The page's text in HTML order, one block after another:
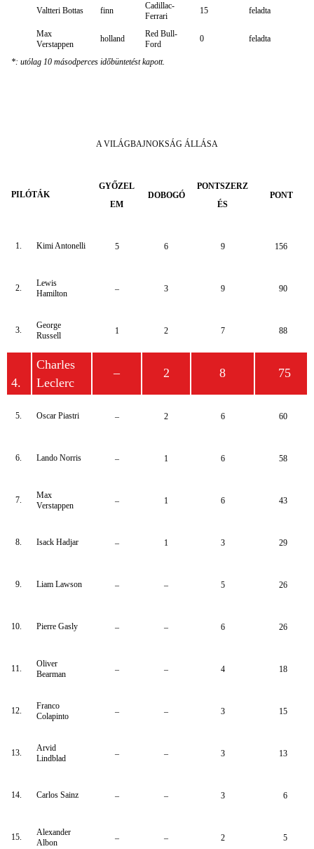
Valtteri Bottas finn
Cadillac-
Ferrari
15 feladta
Max
Verstappen
holland
Red Bull-
Ford
0 feladta
*: utólag 10 másodperces időbüntetést kapott.
A VILÁGBAJNOKSÁG ÁLLÁSA
PILÓTÁK
GYŐZEL
EM
DOBOGÓ
PONTSZERZ
ÉS
PONT
1. Kimi Antonelli 5 6 9 156
2.
Lewis
Hamilton
– 3 9 90
3.
George
Russell
1 2 7 88
4.
Charles
Leclerc
– 2 8 75
5. Oscar Piastri – 2 6 60
6. Lando Norris – 1 6 58
7.
Max
Verstappen
– 1 6 43
8. Isack Hadjar – 1 3 29
9. Liam Lawson – – 5 26
10. Pierre Gasly – – 6 26
11.
Oliver
Bearman
– – 4 18
12.
Franco
Colapinto
– – 3 15
13.
Arvid
Lindblad
– – 3 13
14. Carlos Sainz – – 3 6
15.
Alexander
Albon
– – 2 5